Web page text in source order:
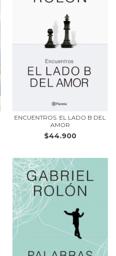
ENCUENTROS. EL LADO B DEL
AMOR
$44.900